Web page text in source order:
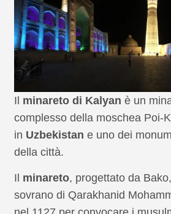
Il minareto di Kalyan è un
complesso della moschea Poi-
in Uzbekistan e uno dei
della città.
Il minareto, progettato da
sovrano di Qarakhanid